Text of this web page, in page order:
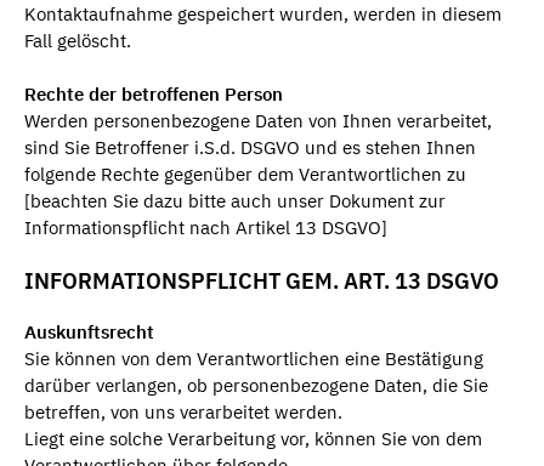
Kontaktaufnahme gespeichert wurden, werden in diesem
Fall gelöscht.
Rechte der betroffenen Person
Werden personenbezogene Daten von Ihnen verarbeitet,
sind Sie Betroffener i.S.d. DSGVO und es stehen Ihnen
folgende Rechte gegenüber dem Verantwortlichen zu
[beachten Sie dazu bitte auch unser Dokument zur
Informationspflicht nach Artikel 13 DSGVO]
INFORMATIONSPFLICHT GEM. ART. 13 DSGVO
Auskunftsrecht
Sie können von dem Verantwortlichen eine Bestätigung
darüber verlangen, ob personenbezogene Daten, die Sie
betreffen, von uns verarbeitet werden.
Liegt eine solche Verarbeitung vor, können Sie von dem